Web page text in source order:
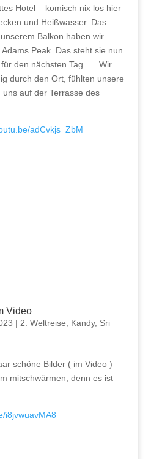
Hotel – komisch nix los hier
und Heißwasser. Das
Balkon haben wir
Peak. Das steht sie nun
den nächsten Tag….. Wir
durch den Ort, fühlten unsere
auf der Terrasse des
adCvkjs_ZbM
Video
| 2. Weltreise Kandy, Sri
schöne Bilder ( im Video )
mitschwärmen, denn es ist
i8jvwuavMA8